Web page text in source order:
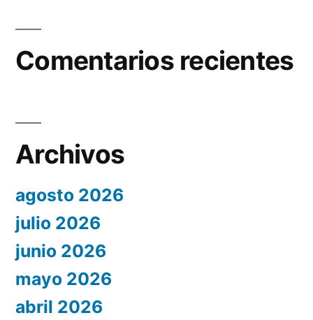
Comentarios recientes
Archivos
agosto 2026
julio 2026
junio 2026
mayo 2026
abril 2026